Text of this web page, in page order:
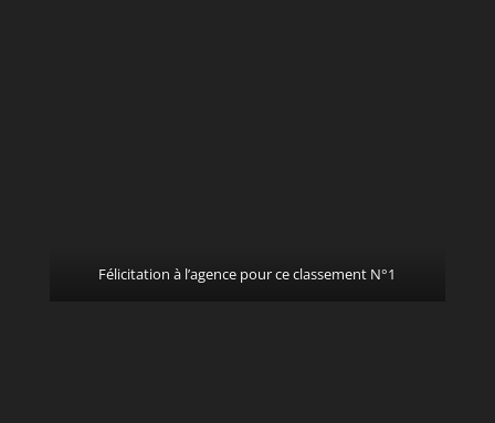
Félicitation à l’agence pour ce classement N°1